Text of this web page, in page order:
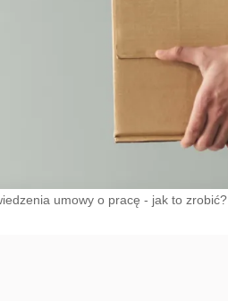
umowy o pracę - jak to zrobić?